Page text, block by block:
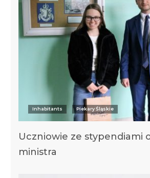
Inhabitants Piekary Śląskie
Uczniowie ze stypendiami
ministra